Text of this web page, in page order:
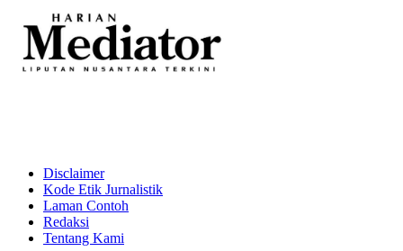
Disclaimer
Kode Etik Jurnalistik
Laman Contoh
Redaksi
Tentang Kami